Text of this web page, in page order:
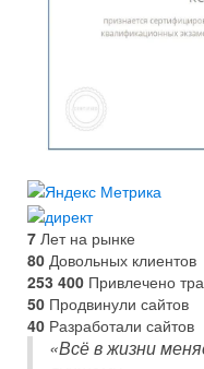
7 Лет на рынке
80 Довольных клиентов
253 400 Привлечено
50 Продвинули сайтов
40 Разработали сайтов
«Всё в жизни